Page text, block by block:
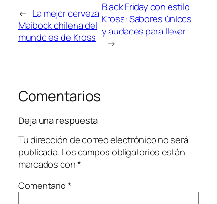
← La mejor cerveza
Maibock chilena del
mundo es de Kross
Black Friday con estilo
Kross: Sabores únicos
y audaces para llevar
→
Comentarios
Deja una respuesta
Tu dirección de correo electrónico no será
publicada. Los campos obligatorios están
marcados con*
Comentario*